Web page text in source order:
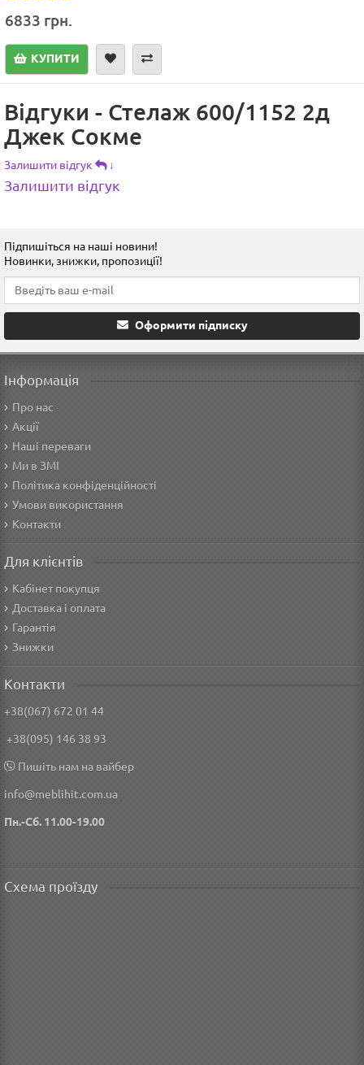
6833 грн.
КУПИТИ
Відгуки - Стелаж 600/1152 2д
Джек Сокме
Залишити відгук ↓
Залишити відгук
Підпишіться на наші новини!
Новинки, знижки, пропозиції!
Оформити підписку
Інформація
Про нас
Акції
Наші переваги
Ми в ЗМІ
Політика конфіденційності
Умови використання
Контакти
Для клієнтів
Кабінет покупця
Доставка і оплата
Гарантія
Знижки
Контакти
+38(067) 672 01 44
+38(095) 146 38 93
Пишіть нам на вайбер
info@meblihit.com.ua
Пн.-Сб. 11.00-19.00
Схема проїзду